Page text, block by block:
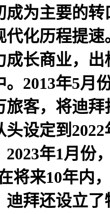
为主要的转
化历程提
长商业，出
2013年5月
旅客，将迪
设定到2022
年1月份
将来10年内
拜还设立